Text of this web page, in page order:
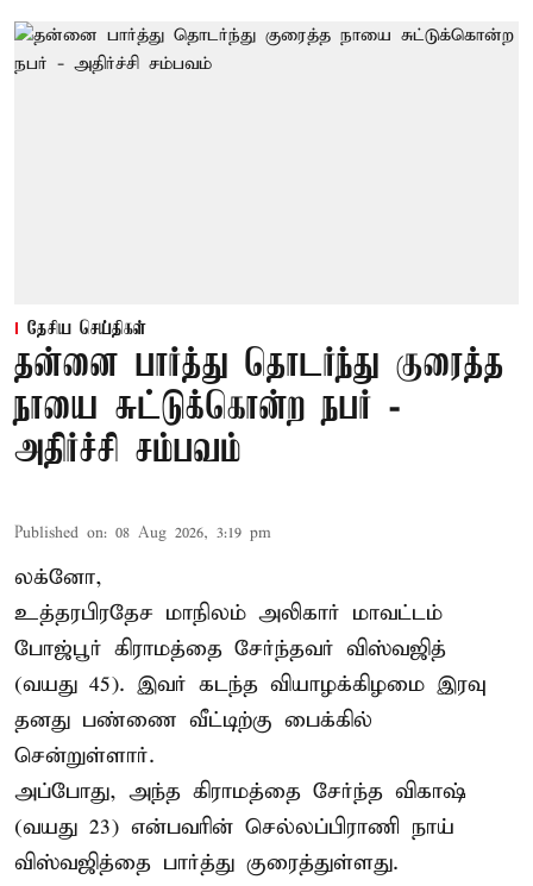
தேசிய செய்திகள்
தன்னை பார்த்து தொடர்ந்து குரைத்த
நாயை சுட்டுக்கொன்ற நபர் -
அதிர்ச்சி சம்பவம்
Published on: 08 Aug 2026, 3:19 pm
லக்னோ,
உத்தரபிரதேச மாநிலம் அலிகார் மாவட்டம்
போஜ்பூர் கிராமத்தை சேர்ந்தவர் விஸ்வஜித்
(வயது 45). இவர் கடந்த வியாழக்கிழமை இரவு
தனது பண்ணை வீட்டிற்கு பைக்கில்
சென்றுள்ளார்.
அப்போது, அந்த கிராமத்தை சேர்ந்த விகாஷ்
(வயது 23) என்பவரின் செல்லப்பிராணி நாய்
விஸ்வஜித்தை பார்த்து குரைத்துள்ளது.